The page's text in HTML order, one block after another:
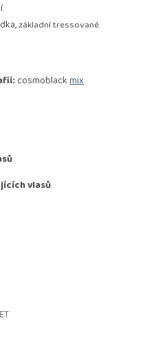
základní tressované
cosmoblackmix
vlasů